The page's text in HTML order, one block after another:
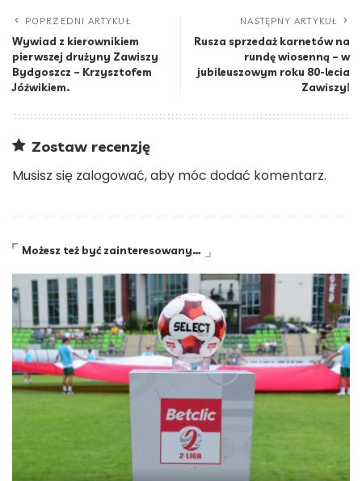
POPRZEDNI ARTYKUŁ
Wywiad z kierownikiem
pierwszej drużyny Zawiszy
Bydgoszcz – Krzysztofem
Jóźwikiem.
NASTĘPNY ARTYKUŁ
Rusza sprzedaż karnetów na
rundę wiosenną – w
jubileuszowym roku 80-lecia
Zawiszy!
Zostaw recenzję
Musisz się zalogować, aby móc dodać komentarz.
Możesz też być zainteresowany…